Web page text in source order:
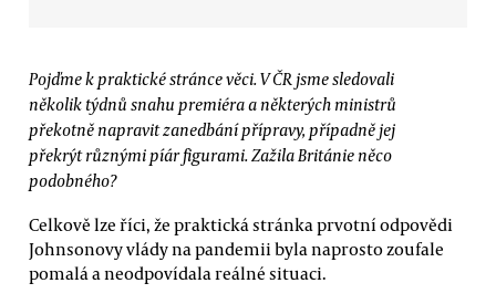
Pojďme k praktické stránce věci. V ČR jsme sledovali
několik týdnů snahu premiéra a některých ministrů
překotně napravit zanedbání přípravy, případně jej
překrýt různými píár figurami. Zažila Británie něco
podobného?
Celkově lze říci, že praktická stránka prvotní odpovědi
Johnsonovy vlády na pandemii byla naprosto zoufale
pomalá a neodpovídala reálné situaci.